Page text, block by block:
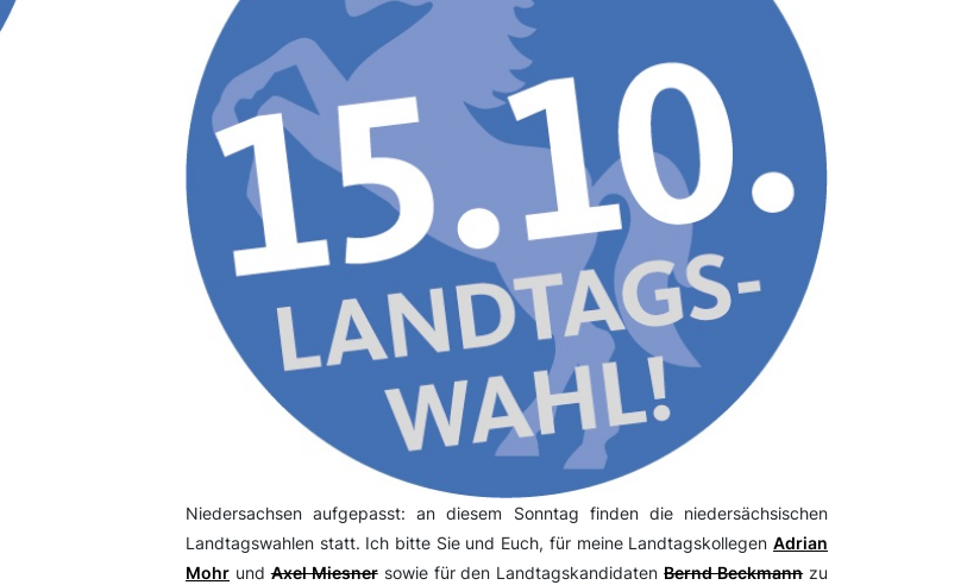
Niedersachsen aufgepasst: an diesem Sonntag finden die niedersächsischen
Landtagswahlen statt. Ich bitte Sie und Euch, für meine Landtagskollegen Adrian
Mohr undAxel Miesnersowie für den LandtagskandidatenBernd Beckmannzu